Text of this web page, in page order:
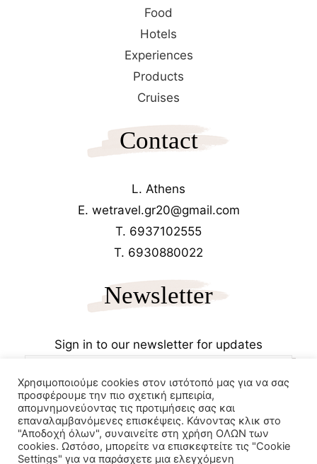
Food
Hotels
Experiences
Products
Cruises
Contact
L. Athens
E. wetravel.gr20@gmail.com
T. 6937102555
T. 6930880022
Newsletter
Sign in to our newsletter for updates
Copyrights 2025Wetravel.gr
Χρησιμοποιούμε cookies στον ιστότοπό μας για να σας
προσφέρουμε την πιο σχετική εμπειρία,
απομνημονεύοντας τις προτιμήσεις σας και
επαναλαμβανόμενες επισκέψεις. Κάνοντας κλικ στο
"Αποδοχή όλων", συναινείτε στη χρήση ΟΛΩΝ των
cookies. Ωστόσο, μπορείτε να επισκεφτείτε τις "Cookie
Settings" για να παράσχετε μια ελεγχόμενη